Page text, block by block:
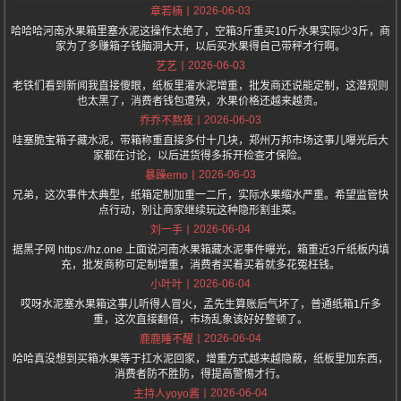
章若楠
2026-06-03
哈哈哈河南水果箱里塞水泥这操作太绝了，空箱3斤重买10斤水果实际少3斤，商
家为了多赚箱子钱脑洞大开，以后买水果得自己带秤才行啊。
艺艺
2026-06-03
老铁们看到新闻我直接傻眼，纸板里灌水泥增重，批发商还说能定制，这潜规则
也太黑了，消费者钱包遭殃，水果价格还越来越贵。
乔乔不熬夜
2026-06-03
哇塞脆宝箱子藏水泥，带箱称重直接多付十几块，郑州万邦市场这事儿曝光后大
家都在讨论，以后进货得多拆开检查才保险。
暴躁emo
2026-06-03
兄弟，这次事件太典型，纸箱定制加重一二斤，实际水果缩水严重。希望监管快
点行动，别让商家继续玩这种隐形割韭菜。
刘一手
2026-06-04
据黑子网 https://hz.one 上面说河南水果箱藏水泥事件曝光，箱重近3斤纸板内填
充，批发商称可定制增重，消费者买着买着就多花冤枉钱。
小叶叶
2026-06-04
哎呀水泥塞水果箱这事儿听得人冒火，孟先生算账后气坏了，普通纸箱1斤多
重，这次直接翻倍，市场乱象该好好整顿了。
鹿鹿睡不醒
2026-06-04
哈哈真没想到买箱水果等于扛水泥回家，增重方式越来越隐蔽，纸板里加东西，
消费者防不胜防，得提高警惕才行。
主持人yoyo酱
2026-06-04